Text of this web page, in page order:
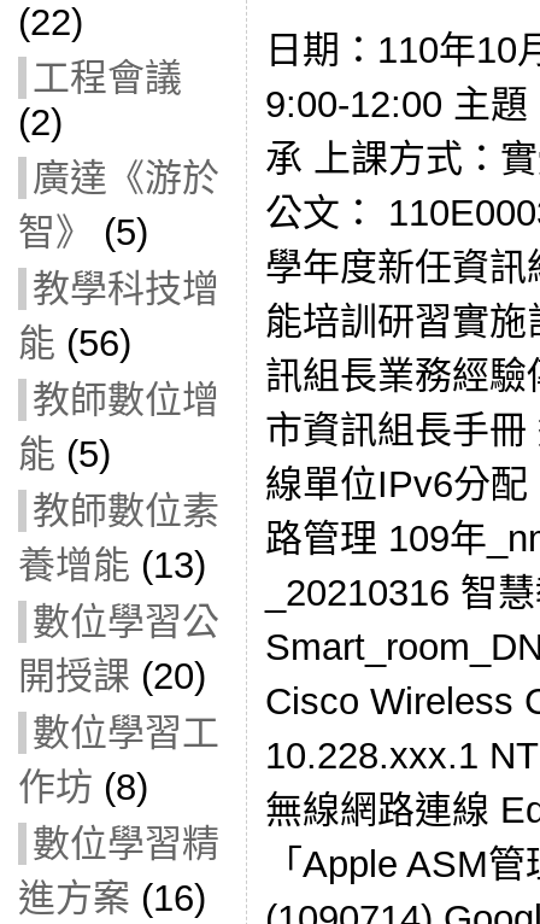
(22)
工程會議
(2)
廣達《游於
智》
(5)
教學科技增
能 (56)
教師數位增
能 (5)
教師數位素
養增能 (13)
數位學習公
開授課 (20)
數位學習工
作坊 (8)
數位學習精
進方案 (16)
日期：110年10
9:00-12:00 主
承 上課方式：
公文：
學年度新任資
能培訓研習實
訊組長業務經
市資訊組長手
線單位IPv6分
路管理 109年
_20210316 智
Cisco Wireless
10.228.xxx.1
無線網路連線
「Apple ASM